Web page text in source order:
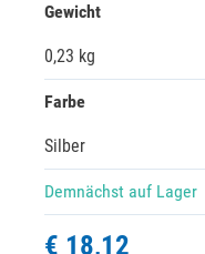
Gewicht
0,23 kg
Farbe
Silber
Demnächst auf Lager
€ 18,12